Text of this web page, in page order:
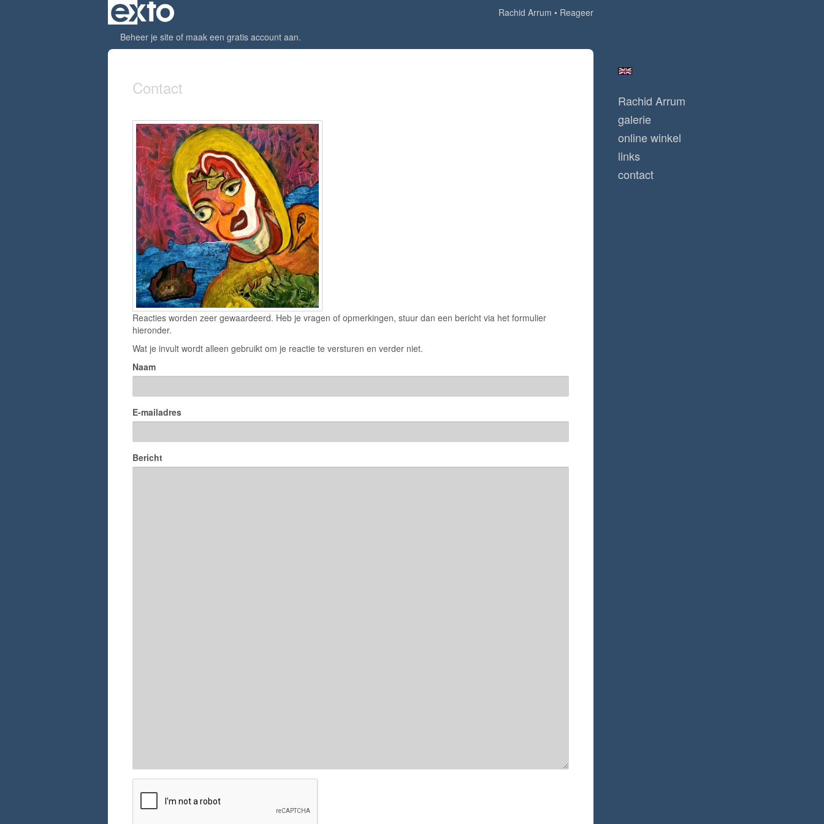
Rachid Arrum
Reageer
Beheer je site of maak een gratis account aan.
Contact
Reacties worden zeer gewaardeerd. Heb je vragen of opmerkingen, stuur dan een bericht via het formulier
hieronder.
Wat je invult wordt alleen gebruikt om je reactie te versturen en verder niet.
Naam
E-mailadres
Bericht
Rachid Arrum
galerie
online winkel
links
contact